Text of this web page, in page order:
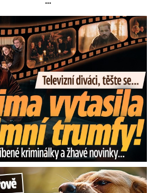
trumfy! Další Zrádci a žhavé novinky
pokousal chlapečka (2) ve tváři!